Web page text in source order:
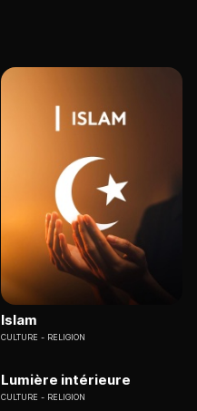
Islam
CULTURE RELIGION
Lumière intérieure
CULTURE RELIGION